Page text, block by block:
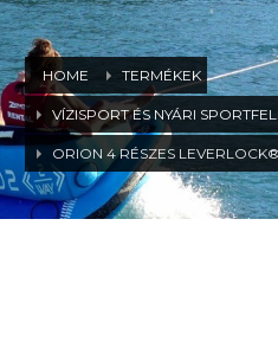
HOME TERMÉKEK
VÍZISPORT ÉS NYÁRI
ORION 4 RÉSZES